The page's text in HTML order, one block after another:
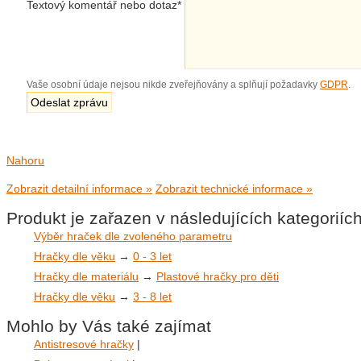
Textový komentář nebo dotaz*
Vaše osobní údaje nejsou nikde zveřejňovány a splňují požadavky GDPR.
Nahoru
Zobrazit detailní informace » Zobrazit technické informace »
Produkt je zařazen v následujících
Výběr hraček dle zvoleného parametru
Hračky dle věku → 0 - 3 let
Hračky dle materiálu → Plastové hračky pro děti
Hračky dle věku → 3 - 8 let
Mohlo by Vás také zajímat
Antistresové hračky |